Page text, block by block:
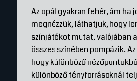
Az opál gyakran fehér, ám ha
megnézzük, láthatjuk, hogy
színjátékot mutat, valójában
összes színében pompázik.
hogy különböző
különböző fényforrásoknál